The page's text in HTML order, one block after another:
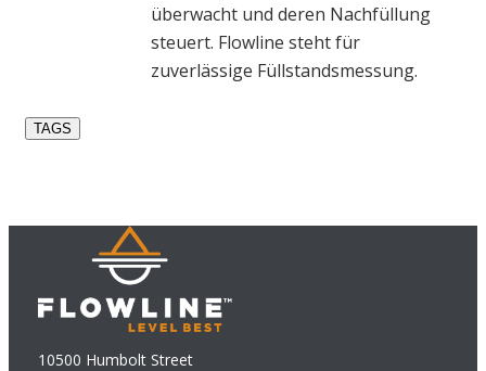
überwacht und deren Nachfüllung
steuert. Flowline steht für
zuverlässige Füllstandsmessung.
TAGS
10500 Humbolt Street